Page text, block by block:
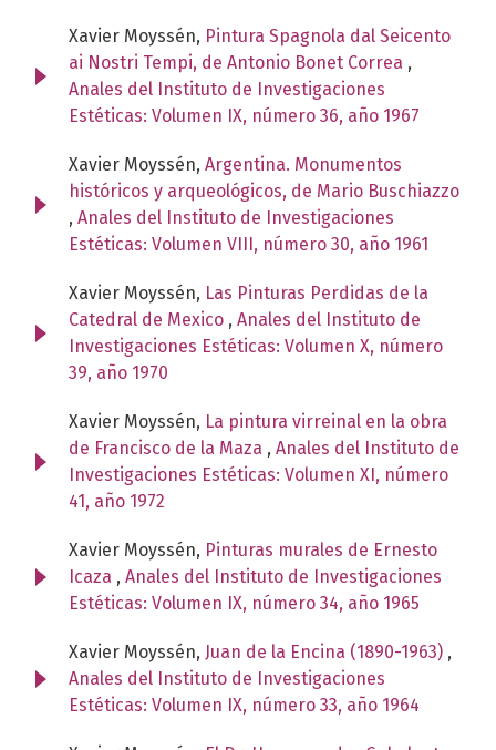
Xavier Moyssén, Pintura Spagnola dal Seicento
ai Nostri Tempi, de Antonio Bonet Correa ,
Anales del Instituto de Investigaciones
Estéticas: Volumen IX, número 36, año 1967
Xavier Moyssén, Argentina. Monumentos
históricos y arqueológicos, de Mario Buschiazzo
, Anales del Instituto de Investigaciones
Estéticas: Volumen VIII, número 30, año 1961
Xavier Moyssén, Las Pinturas Perdidas de la
Catedral de Mexico , Anales del Instituto de
Investigaciones Estéticas: Volumen X, número
39, año 1970
Xavier Moyssén, La pintura virreinal en la obra
de Francisco de la Maza , Anales del Instituto de
Investigaciones Estéticas: Volumen XI, número
41, año 1972
Xavier Moyssén, Pinturas murales de Ernesto
Icaza , Anales del Instituto de Investigaciones
Estéticas: Volumen IX, número 34, año 1965
Xavier Moyssén, Juan de la Encina (1890-1963) ,
Anales del Instituto de Investigaciones
Estéticas: Volumen IX, número 33, año 1964